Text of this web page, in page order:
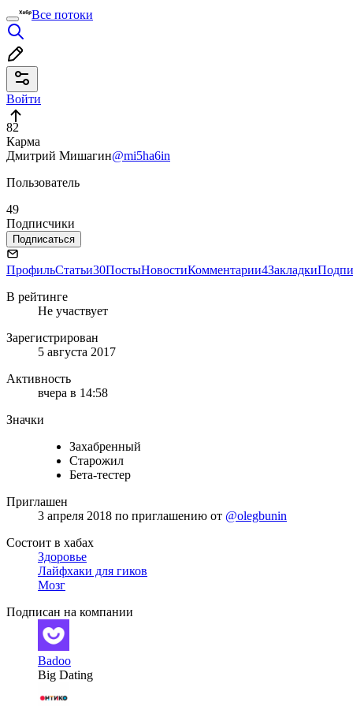
Все потоки
Войти
82
Карма
Дмитрий Мишагин@mi5ha6in
Пользователь
49
Подписчики
Подписаться
ПрофильСтатьи30ПостыНовостиКомментарии4Закладки
В рейтинге
Не участвует
Зарегистрирован
5 августа 2017
Активность
вчера в 14:58
Значки
Захабренный
Старожил
Бета-тестер
Приглашен
3 апреля 2018 по приглашению от @olegbunin
Состоит в хабах
Здоровье
Лайфхаки для гиков
Мозг
Подписан на компании
Badoo
Big Dating